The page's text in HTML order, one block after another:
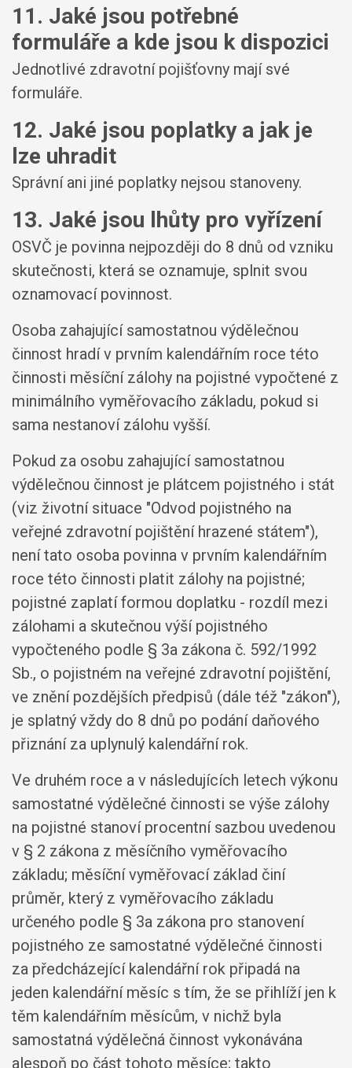
11. Jaké jsou potřebné
formuláře a kde jsou k dispozici
Jednotlivé zdravotní pojišťovny mají své
formuláře.
12. Jaké jsou poplatky a jak je
lze uhradit
Správní ani jiné poplatky nejsou stanoveny.
13. Jaké jsou lhůty pro vyřízení
OSVČ je povinna nejpozději do 8 dnů od vzniku
skutečnosti, která se oznamuje, splnit svou
oznamovací povinnost.
Osoba zahajující samostatnou výdělečnou
činnost hradí v prvním kalendářním roce této
činnosti měsíční zálohy na pojistné vypočtené z
minimálního vyměřovacího základu, pokud si
sama nestanoví zálohu vyšší.
Pokud za osobu zahajující samostatnou
výdělečnou činnost je plátcem pojistného i stát
(viz životní situace "Odvod pojistného na
veřejné zdravotní pojištění hrazené státem"),
není tato osoba povinna v prvním kalendářním
roce této činnosti platit zálohy na pojistné;
pojistné zaplatí formou doplatku - rozdíl mezi
zálohami a skutečnou výší pojistného
vypočteného podle § 3a zákona č. 592/1992
Sb., o pojistném na veřejné zdravotní pojištění,
ve znění pozdějších předpisů (dále též "zákon"),
je splatný vždy do 8 dnů po podání daňového
přiznání za uplynulý kalendářní rok.
Ve druhém roce a v následujících letech výkonu
samostatné výdělečné činnosti se výše zálohy
na pojistné stanoví procentní sazbou uvedenou
v § 2 zákona z měsíčního vyměřovacího
základu; měsíční vyměřovací základ činí
průměr, který z vyměřovacího základu
určeného podle § 3a zákona pro stanovení
pojistného ze samostatné výdělečné činnosti
za předcházející kalendářní rok připadá na
jeden kalendářní měsíc s tím, že se přihlíží jen k
těm kalendářním měsícům, v nichž byla
samostatná výdělečná činnost vykonávána
alespoň po část tohoto měsíce; takto